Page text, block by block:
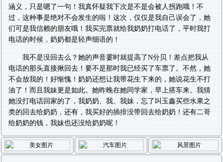
涵义，只是嗯了一句！我真怀疑我下次是不是会被人拐跑哦！不
过，这种事是绝对不会发生的啦！这次，仅仅是我自己误会了，她
们可是我信赖的朋友哦！我买完票就给我奶奶打电话了，平时我打
电话的时候，奶奶都是轻声细语的！
我不是没回去么？她的声音霎时就提高了N分贝！差点把我从
电话的那头直接揪回去！要不是那时我已经买了车票了。不然，她
不会放我的！好惭愧！奶奶还想让我带花生下来的，她说花生不打
油了！而且我妹更是如此。她昨晚在她同学家，早上搭车来。我猜
她没打电话回家的了，我奶奶、我、我妹，忘了叫玉鑫买些水果之
类的回去给奶奶，还有，我买好的插排没带回去给奶奶！还有二哥
给奶奶的钱，我妹也还没给奶奶呢！